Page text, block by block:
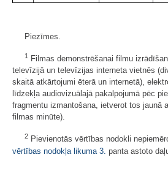
Piezīmes.
1
Filmas demonstrēšanai filmu
televīzijā un televīzijas interneta vietnēs
skaitā atkārtojumi ēterā un internetā),
līdzekļa audiovizuālajā pakalpojumā pēc
fragmentu izmantošana, ietverot tos jaunā
filmas minūte).
2 Pievienotās vērtības nodokli
vērtības nodokļa likuma 3. panta astoto